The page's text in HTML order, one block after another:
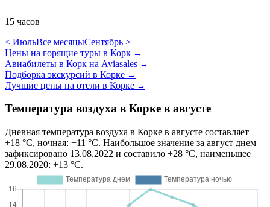
15 часов
< ИюльВсе месяцыСентябрь >
Цены на горящие туры в Корк →
Авиабилеты в Корк на Aviasales →
Подборка экскурсий в Корке →
Лучшие цены на отели в Корке →
Температура воздуха в Корке в августе
Дневная температура воздуха в Корке в августе составляет
+18 °C, ночная: +11 °C. Наибольшое значение за август днем
зафиксировано 13.08.2022 и составило +28 °C, наименьшее
29.08.2020: +13 °C.